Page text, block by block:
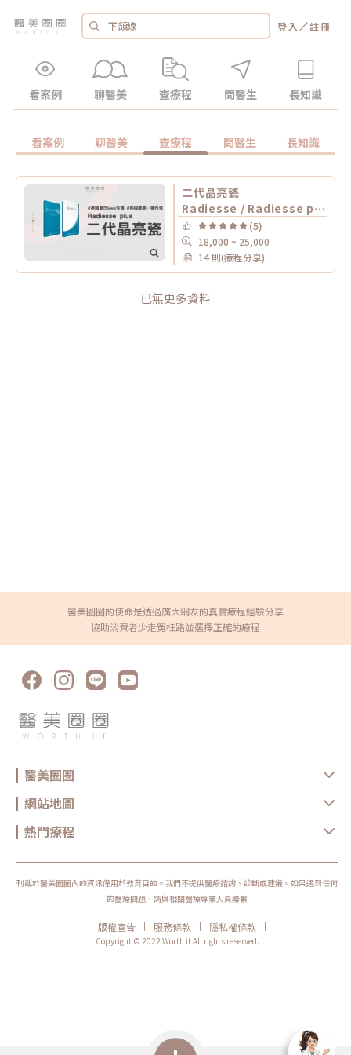
登入 ／註冊
看案例 聊醫美 查療程 問醫生 長知識
看案例 聊醫美 查療程 問醫生 長知識
二代晶亮瓷
Radiesse / Radiesse plus 晶亮瓷 /
(5)
18,000 ~ 25,000
14 則(療程分享)
已無更多資料
醫美圈圈的使命是透過廣大網友的真實療程經驗分享
協助消費者少走冤枉路並選擇正確的療程
醫美圈圈
網站地圖
熱門療程
刊載於醫美圈圈內的資訊僅用於教育目的。我們不提供醫療諮詢、診斷或建議。如果遇到任何
的醫療問題，請與相關醫療專業人員聯繫
| 版權宣告 | 服務條款 | 隱私權條款
|
Copyright © 2022 Worth it All rights reserved.